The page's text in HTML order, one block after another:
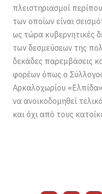
πλειστηριασμοί
των οποίων είναι
ως τώρα κυβερνητικές
των δεσμεύσεων της
δεκάδες παρεμβάσεις
φορέων όπως ο
Αρκαλοχωρίου
να ανοικοδομηθεί
και όχι από τους